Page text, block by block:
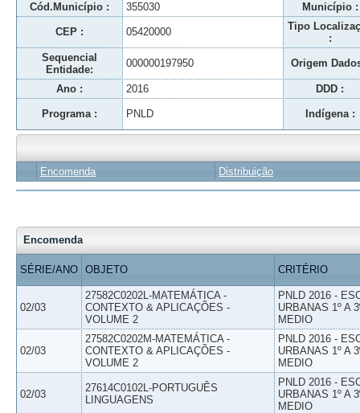
Cód.Município : 355030 Município :
CEP : 05420000
Tipo
:
Sequencial
Entidade:
000000197950 Origem
Ano : 2016 DDD :
Programa : PNLD Indígena :
Encomenda Distribuição
Encomenda
SÉRIE/ANO OBJETO CRITÉRIO
02/03
27582C0202L-MATEMÁTICA -
CONTEXTO & APLICAÇÕES -
VOLUME 2
PNLD 2016 -
URBANAS 1º A
MEDIO
02/03
27582C0202M-MATEMÁTICA -
CONTEXTO & APLICAÇÕES -
VOLUME 2
PNLD 2016 -
URBANAS 1º A
MEDIO
02/03
27614C0102L-PORTUGUÊS
LINGUAGENS
PNLD 2016 -
URBANAS 1º A
MEDIO